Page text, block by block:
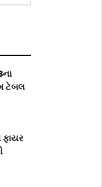
ટેબલ
ફાયર